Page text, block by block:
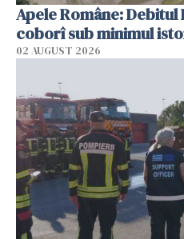
Apele Române:
coborî sub minimul
02 AUGUST 2026